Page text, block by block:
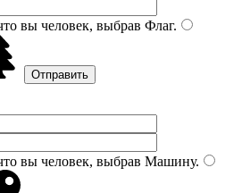
вы человек, выбрав Флаг.
вы человек, выбрав Машину.